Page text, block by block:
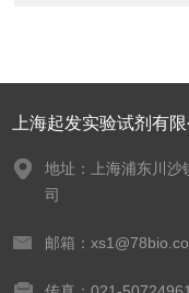
上海起发实验试剂有限
地址：上海浦东川沙
司
邮箱：